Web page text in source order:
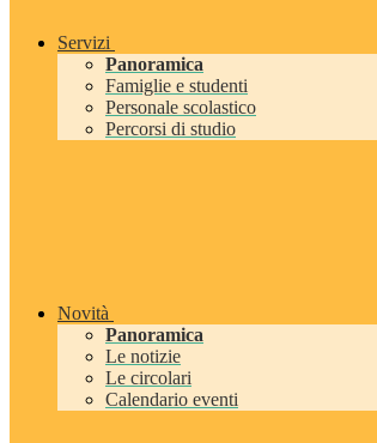
Servizi
Panoramica
Famiglie e studenti
Personale scolastico
Percorsi di studio
Novità
Panoramica
Le notizie
Le circolari
Calendario eventi